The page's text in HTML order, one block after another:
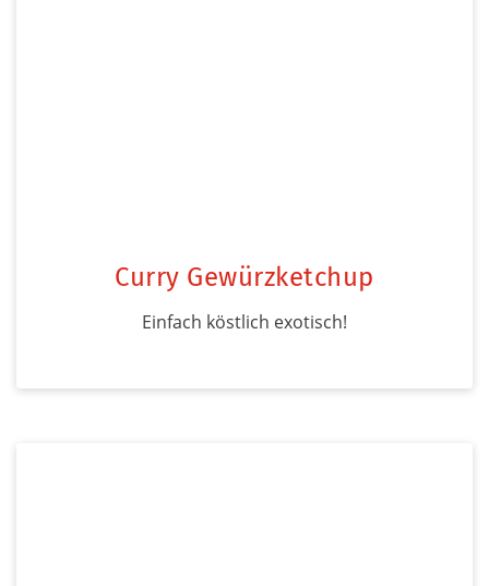
Curry Gewürzketchup
Einfach köstlich exotisch!